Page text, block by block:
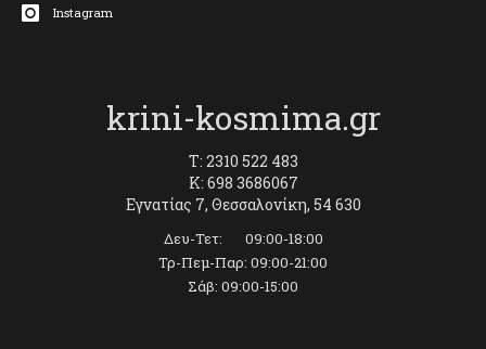
Instagram
krini-kosmima.gr
T: 2310 522 483
K: 698 3686067
Εγνατίας 7, Θεσσαλονίκη, 54 630
Δευ-Τετ: 09:00-18:00
Τρ-Πεμ-Παρ: 09:00-21:00
Σάβ: 09:00-15:00